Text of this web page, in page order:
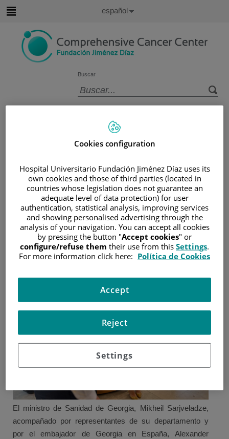
contenido
Buscar
Idioma
Español
EL MINISTRO DE SANIDAD DE GEORGIA
VISITA EL CENTRO DE PROTONTERAPIA
QUIRÓNSALUD PARA CONOCER DE PRIMERA
El ministro de Sanidad de Georgia
visita el Centro de Protonterapia
Quirónsalud para conocer de
primera mano sus instalaciones
28 de mayo de 2025/Centro de Protonterapia
El ministro de Sanidad de Georgia, Mikheil Sarjveladze,
acompañado por representantes de su departamento y
por el embajador de Georgia en España, Alexander
Cookies configuration
Hospital Universitario Fundación Jiménez Díaz uses its
own cookies and those of third parties (located in
countries whose legislation does not guarantee an
adequate level of data protection) for user
authentication, statistical analysis, improving services
and showing personalised advertising through the
analysis of your navigation. You can accept all cookies
by pressing the button "Accept cookies" or
configure/refuse them their use from this Settings.
For more information click here: Política de Cookies
Settings
Reject
Accept